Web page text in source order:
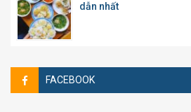
dẫn nhất
FACEBOOK